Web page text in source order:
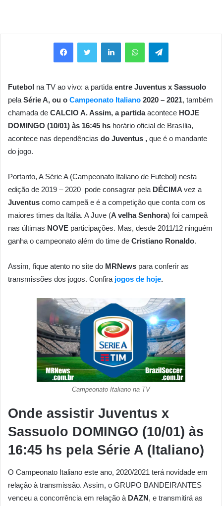
FacebookTwitter LinkedinWhatsAppTelegram
Futebol na TV ao vivo: a partida entre Juventus x Sassuolo
pela Série A, ou o Campeonato Italiano 2020 – 2021, também
chamada de CALCIO A. Assim, a partidaacontece HOJE
DOMINGO (10/01) às 16:45 hs horário oficial de Brasília,
acontece nas dependências do Juventus , que é o mandante
do jogo.
Portanto, A Série A (Campeonato Italiano de Futebol) nesta
edição de 2019 – 2020 pode consagrar pela DÉCIMA vez a
Juventus como campeã e é a competição que conta com os
maiores times da Itália. A Juve (A velha Senhora) foi campeã
nas últimas NOVE participações. Mas, desde 2011/12 ninguém
ganha o campeonato além do time de Cristiano Ronaldo.
Assim, fique atento no site do MRNews para conferir as
transmissões dos jogos. Confira jogos de hoje.
Campeonato Italiano na TV
Onde assistir Juventus x
Sassuolo DOMINGO (10/01) às
16:45 hs pela Série A (Italiano)
O Campeonato Italiano este ano, 2020/2021 terá novidade em
relação à transmissão. Assim, o GRUPO BANDEIRANTES
venceu a concorrência em relação à DAZN, e transmitirá as